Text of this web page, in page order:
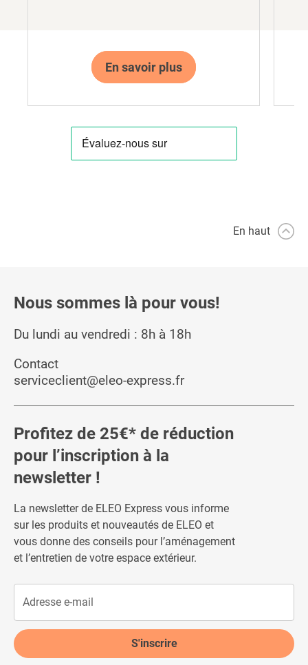
En savoir plus
En haut
Profitez de 25€* de réduction
pour l’inscription à la
newsletter !
La newsletter de ELEO Express vous informe
sur les produits et nouveautés de ELEO et
vous donne des conseils pour l’aménagement
et l’entretien de votre espace extérieur.
S'inscrire
Nous sommes là pour vous!
Du lundi au vendredi : 8h à 18h
Contact
serviceclient@eleo-express.fr